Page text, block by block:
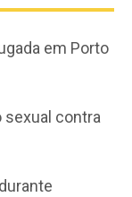
em Porto
sexual contra